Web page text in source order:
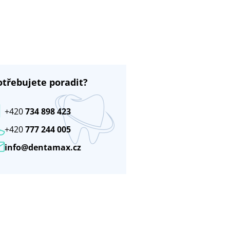
poradit?
info@dentamax.cz
+420777 244 005
+420734 898 423